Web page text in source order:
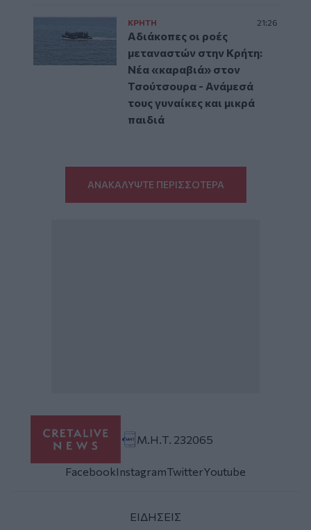
ΚΡΗΤΗ 21:26
Αδιάκοπες οι ροές
μεταναστών στην Κρήτη:
Νέα «καραβιά» στον
Τσούτσουρα - Ανάμεσά
τους γυναίκες και μικρά
παιδιά
ΑΝΑΚΑΛΥΨΤΕ ΠΕΡΙΣΣΟΤΕΡΑ
Μ.Η.Τ. 232065
FacebookInstagramTwitterYoutube
ΕΙΔΗΣΕΙΣ